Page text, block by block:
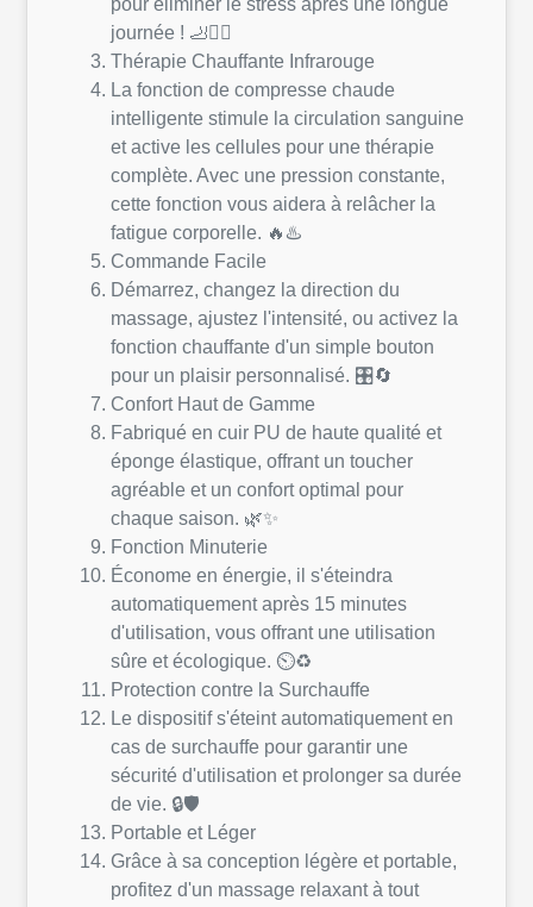
pour éliminer le stress après une longue
journée ! 🦶💆‍♂️
Thérapie Chauffante Infrarouge
La fonction de compresse chaude
intelligente stimule la circulation sanguine
et active les cellules pour une thérapie
complète. Avec une pression constante,
cette fonction vous aidera à relâcher la
fatigue corporelle. 🔥♨️
Commande Facile
Démarrez, changez la direction du
massage, ajustez l'intensité, ou activez la
fonction chauffante d'un simple bouton
pour un plaisir personnalisé. 🎛️🔄
Confort Haut de Gamme
Fabriqué en cuir PU de haute qualité et
éponge élastique, offrant un toucher
agréable et un confort optimal pour
chaque saison. 🌿✨
Fonction Minuterie
Économe en énergie, il s'éteindra
automatiquement après 15 minutes
d'utilisation, vous offrant une utilisation
sûre et écologique. ⏲️♻️
Protection contre la Surchauffe
Le dispositif s'éteint automatiquement en
cas de surchauffe pour garantir une
sécurité d'utilisation et prolonger sa durée
de vie. 🔒🛡️
Portable et Léger
Grâce à sa conception légère et portable,
profitez d'un massage relaxant à tout